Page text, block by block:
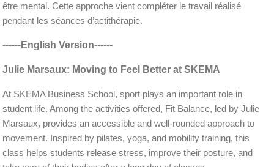
être mental. Cette approche vient compléter le travail réalisé
pendant les séances d’actithérapie.
------English Version------
Julie Marsaux: Moving to Feel Better at SKEMA
At SKEMA Business School, sport plays an important role in
student life. Among the activities offered, Fit Balance, led by Julie
Marsaux, provides an accessible and well-rounded approach to
movement. Inspired by pilates, yoga, and mobility training, this
class helps students release stress, improve their posture, and